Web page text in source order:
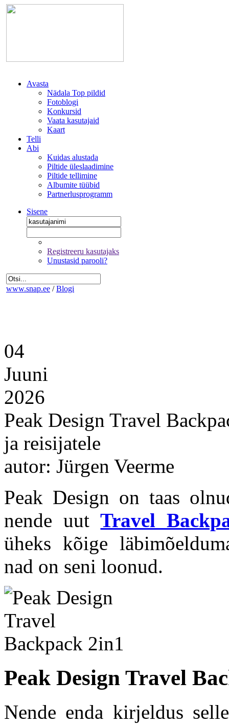
Avasta
Nädala Top pildid
Fotoblogi
Konkursid
Vaata kasutajaid
Kaart
Telli
Abi
Kuidas alustada
Piltide üleslaadimine
Piltide tellimine
Albumite tüübid
Partnerlusprogramm
Sisene
Registreeru kasutajaks
Unustasid parooli?
www.snap.ee / Blogi
04
Juuni
2026
Peak Design Travel
ja reisijatele
autor: Jürgen Veerme
Peak Design on taas
nende uutTravel
üheks kõige
nad on seni loonud.
Peak Design Travel
Nende enda kirjeldus